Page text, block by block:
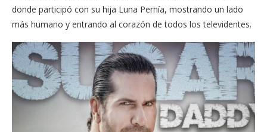
donde participó con su hija Luna Pernía, mostrando un lado
más humano y entrando al corazón de todos los televidentes.